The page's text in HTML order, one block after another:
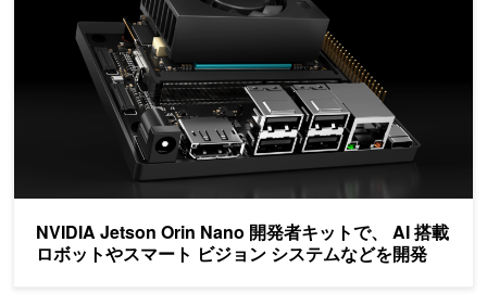
NVIDIA Jetson Orin Nano 開発者キットで、 AI 搭載
ロボットやスマート ビジョン システムなどを開発